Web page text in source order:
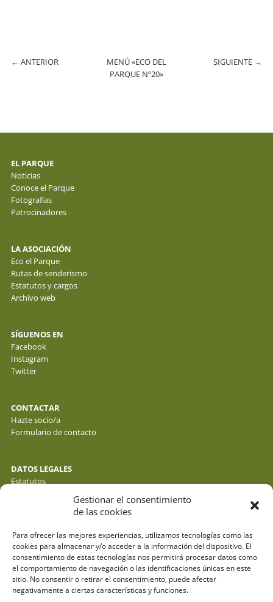
Gestionar el consentimiento
de las cookies
Para ofrecer las mejores experiencias, utilizamos tecnologías como las
cookies para almacenar y/o acceder a la información del dispositivo. El
consentimiento de estas tecnologías nos permitirá procesar datos como
el comportamiento de navegación o las identificaciones únicas en este
sitio. No consentir o retirar el consentimiento, puede afectar
negativamente a ciertas características y funciones.
← ANTERIOR
MENÚ «ECO DEL
PARQUE Nº20»
SIGUIENTE →
EL PARQUE
Noticias
Conoce el Parque
Fotografías
Patrocinadores
LA ASOCIACIÓN
Eco el Parque
Rutas de senderismo
Estatutos y cargos
Archivo web
SÍGUENOS EN
Facebook
Instagram
Twitter
CONTACTAR
Hazte socio/a
Formulario de contacto
DATOS LEGALES
Estatutos
Política de cookies